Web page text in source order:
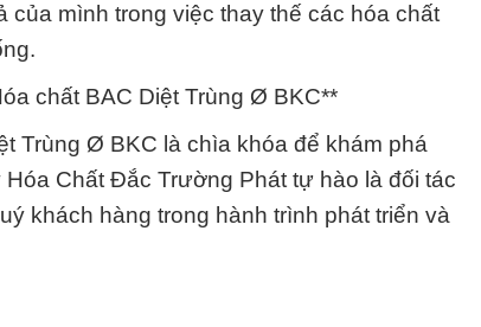
mình trong việc thay thế các hóa chất
chất BAC Diệt Trùng Ø BKC**
Trùng Ø BKC là chìa khóa để khám phá
Chất Đắc Trường Phát tự hào là đối tác
khách hàng trong hành trình phát triển và